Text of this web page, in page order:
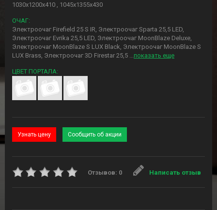
1030x1200x410 , 1045x1355x430
ОЧАГ:
Электроочаг Firefield 25 S IR, Электроочаг Sparta 25,5 LED,
Электроочаг Evrika 25,5 LED, Электроочаг MoonBlaze Deluxe,
Электроочаг MoonBlaze S LUX Black, Электроочаг MoonBlaze S
LUX Brass, Электроочаг 3D Firestar 25,5 ...показать еще
ЦВЕТ ПОРТАЛА:
Узнать цену Сообщить об акции
Отзывов: 0 Написать отзыв